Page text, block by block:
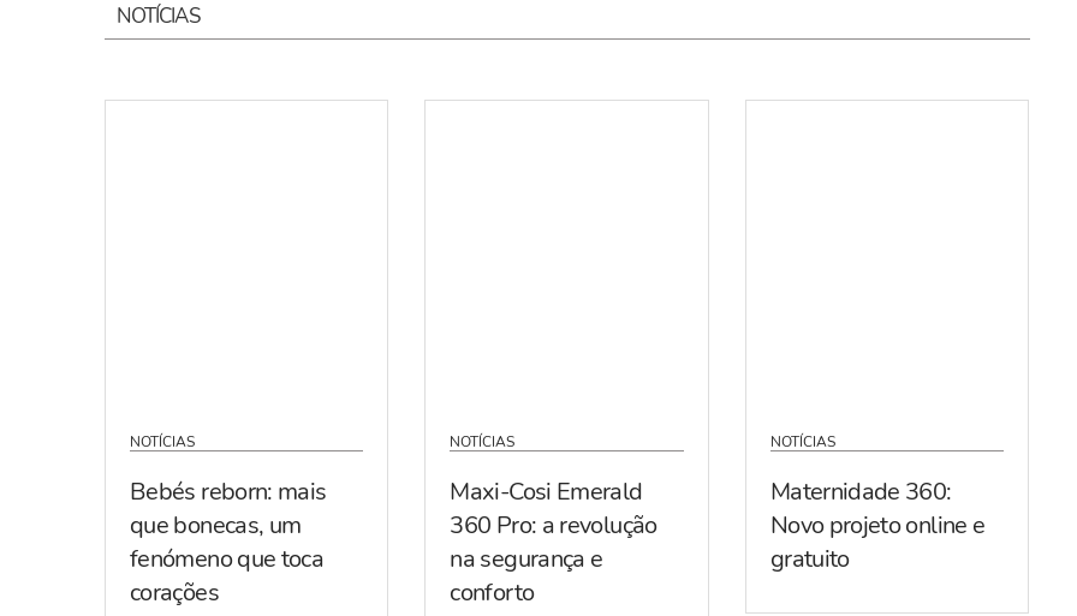
NOTÍCIAS
NOTÍCIAS
Bebés reborn: mais
que bonecas, um
fenómeno que toca
corações
NOTÍCIAS
Maxi-Cosi Emerald
360 Pro: a revolução
na segurança e
conforto
NOTÍCIAS
Maternidade 360:
Novo projeto online e
gratuito